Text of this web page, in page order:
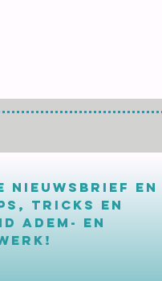
nieuwsbrief en
tricks en
adem- en